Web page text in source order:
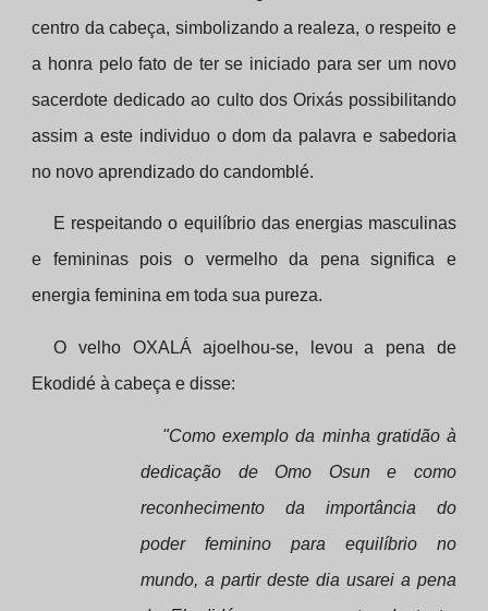
centro da cabeça, simbolizando a realeza, o respeito e
a honra pelo fato de ter se iniciado para ser um novo
sacerdote dedicado ao culto dos Orixás possibilitando
assim a este individuo o dom da palavra e sabedoria
no novo aprendizado do candomblé.
E respeitando o equilíbrio das energias masculinas
e femininas pois o vermelho da pena significa e
energia feminina em toda sua pureza.
O velho OXALÁ ajoelhou-se, levou a pena de
Ekodidé à cabeça e disse:
"Como exemplo da minha gratidão à
dedicação de Omo Osun e como
reconhecimento da importância do
poder feminino para equilíbrio no
mundo, a partir deste dia usarei a pena